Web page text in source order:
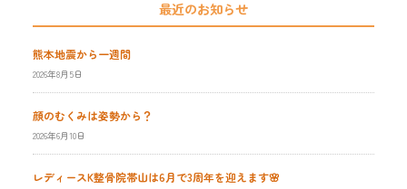
最近のお知らせ
熊本地震から一週間
2026年8月5日
顔のむくみは姿勢から？
2026年6月10日
レディースK整骨院帯山は6月で3周年を迎えます🌸